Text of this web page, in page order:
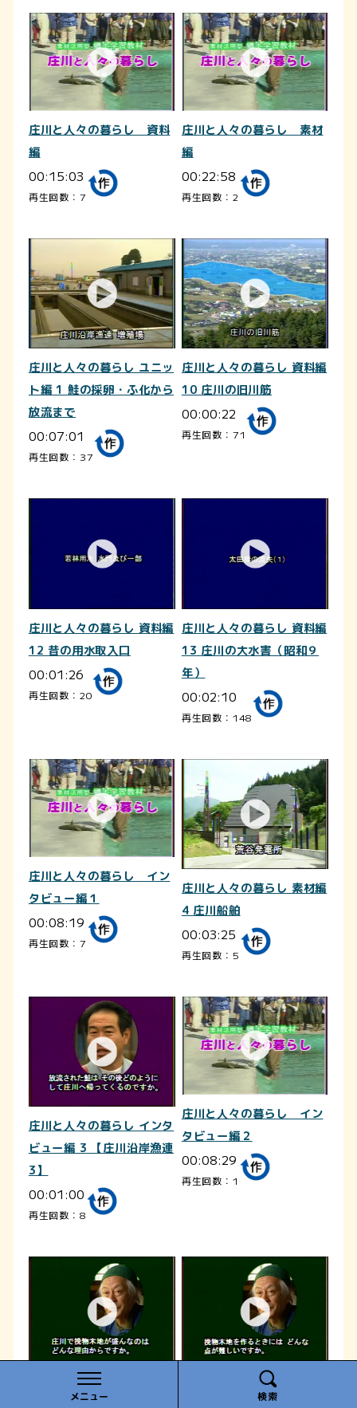
メニュー 検索
庄川と人々の暮らし 資料
編
00:15:03
再生回数：7
庄川と人々の暮らし 素材
編
00:22:58
再生回数：2
庄川と人々の暮らし ユニッ
ト編 1 鮭の採卵・ふ化から
放流まで
00:07:01
再生回数：37
庄川と人々の暮らし 資料編
10 庄川の旧川筋
00:00:22
再生回数：71
庄川と人々の暮らし 資料編
12 昔の用水取入口
00:01:26
再生回数：20
庄川と人々の暮らし 資料編
13 庄川の大水害（昭和９
年）
00:02:10
再生回数：148
庄川と人々の暮らし イン
タビュー編１
00:08:19
再生回数：7
庄川と人々の暮らし 素材編
4 庄川船舶
00:03:25
再生回数：5
庄川と人々の暮らし インタ
ビュー編 3 【庄川沿岸漁連
3】
00:01:00
再生回数：8
庄川と人々の暮らし イン
タビュー編２
00:08:29
再生回数：1
庄川と人々の暮らし インタ
庄川と人々の暮らし インタ